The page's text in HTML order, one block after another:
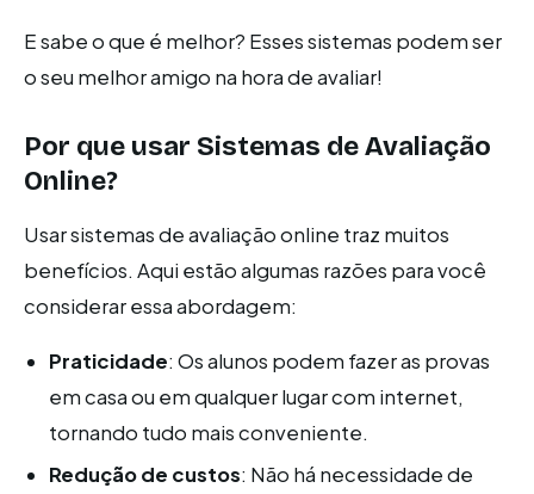
E sabe o que é melhor? Esses sistemas podem ser
o seu melhor amigo na hora de avaliar!
Por que usar Sistemas de Avaliação
Online?
Usar sistemas de avaliação online traz muitos
benefícios. Aqui estão algumas razões para você
considerar essa abordagem:
Praticidade: Os alunos podem fazer as provas
em casa ou em qualquer lugar com internet,
tornando tudo mais conveniente.
Redução de custos: Não há necessidade de